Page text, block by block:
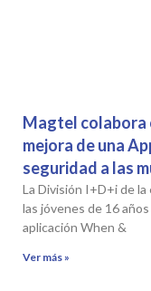
Magtel colabora
mejora de una
seguridad a las
La División I+D+i de
las jóvenes de 16
aplicación When &
Ver más »